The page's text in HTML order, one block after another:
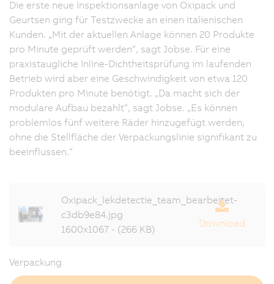
Die erste neue Inspektionsanlage von Oxipack und
Geurtsen ging für Testzwecke an einen italienischen
Kunden. „Mit der aktuellen Anlage können 20 Produkte
pro Minute geprüft werden“, sagt Jobse. Für eine
praxistaugliche Inline-Dichtheitsprüfung im laufenden
Betrieb wird aber eine Geschwindigkeit von etwa 120
Produkten pro Minute benötigt. „Da macht sich der
modulare Aufbau bezahlt“, sagt Jobse. „Es können
problemlos fünf weitere Räder hinzugefügt werden,
ohne die Stellfläche der Verpackungslinie signifikant zu
beeinflussen.“
Oxipack_lekdetectie_team_bearbeitet-
c3db9e84.jpg
1600x1067 - (266 KB)
Download
Verpackung